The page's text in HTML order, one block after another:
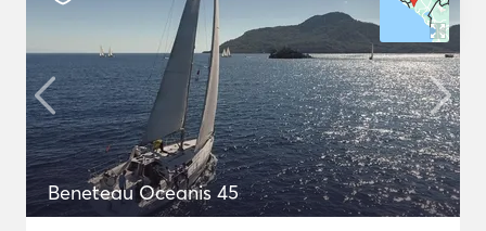
Beneteau Oceanis 45